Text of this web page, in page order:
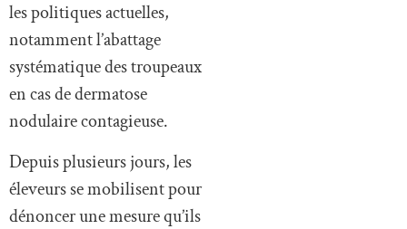
les politiques actuelles,
notamment l’abattage
systématique des troupeaux
en cas de dermatose
nodulaire contagieuse.
Depuis plusieurs jours, les
éleveurs se mobilisent pour
dénoncer une mesure qu’ils